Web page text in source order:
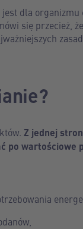
dla organizmu
się przecież,
Z jednej
po wartościowe